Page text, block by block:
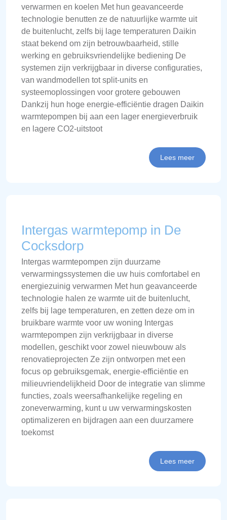
verwarmen en koelen Met hun geavanceerde
technologie benutten ze de natuurlijke warmte uit
de buitenlucht, zelfs bij lage temperaturen Daikin
staat bekend om zijn betrouwbaarheid, stille
werking en gebruiksvriendelijke bediening De
systemen zijn verkrijgbaar in diverse configuraties,
van wandmodellen tot split-units en
systeemoplossingen voor grotere gebouwen
Dankzij hun hoge energie-efficiëntie dragen Daikin
warmtepompen bij aan een lager energieverbruik
en lagere CO2-uitstoot
Lees meer
Intergas warmtepomp in De
Cocksdorp
Intergas warmtepompen zijn duurzame
verwarmingssystemen die uw huis comfortabel en
energiezuinig verwarmen Met hun geavanceerde
technologie halen ze warmte uit de buitenlucht,
zelfs bij lage temperaturen, en zetten deze om in
bruikbare warmte voor uw woning Intergas
warmtepompen zijn verkrijgbaar in diverse
modellen, geschikt voor zowel nieuwbouw als
renovatieprojecten Ze zijn ontworpen met een
focus op gebruiksgemak, energie-efficiëntie en
milieuvriendelijkheid Door de integratie van slimme
functies, zoals weersafhankelijke regeling en
zoneverwarming, kunt u uw verwarmingskosten
optimalizeren en bijdragen aan een duurzamere
toekomst
Lees meer